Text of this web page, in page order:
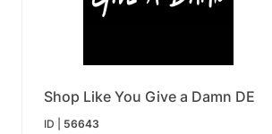
Shop Like You Give a Damn DE
ID | 56643